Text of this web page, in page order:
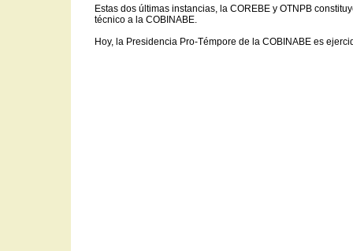
Estas dos últimas instancias, la COREBE y OTNPB
técnico a la COBINABE.
Hoy, la Presidencia Pro-Témpore de la COBINABE es